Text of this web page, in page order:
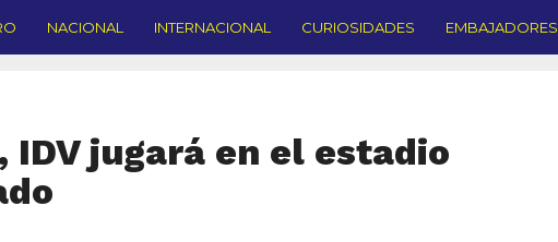
NACIONAL INTERNACIONAL CURIOSIDADES EMBAJADORES
IDV jugará en el estadio